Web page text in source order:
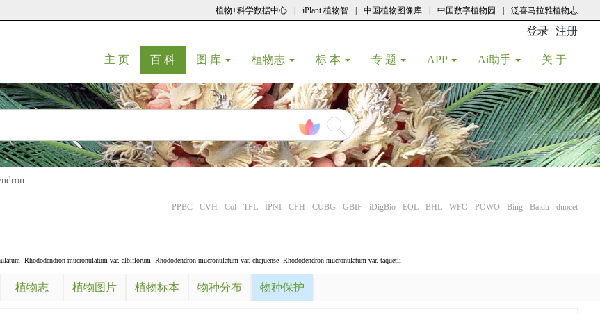
植物+科学数据中心 iPlant 植物智 中国植物图像库 中国数字植物园 泛喜马拉雅植物志
登录 注册
主 页(current)
百 科(current)
图 库 植物志 标 本 专 题 APP Ai助手 关 于
PPBC CVH Col TPL IPNI CFH CUBG GBIF iDigBio EOL BHL WFO POWO Bing Baidu duocet
Rhododendron mucronulatum var. albiflorum Rhododendron mucronulatum var. chejuense Rhododendron mucronulatum var. taquetii
植物志 植物图片 植物标本 物种分布 物种保护